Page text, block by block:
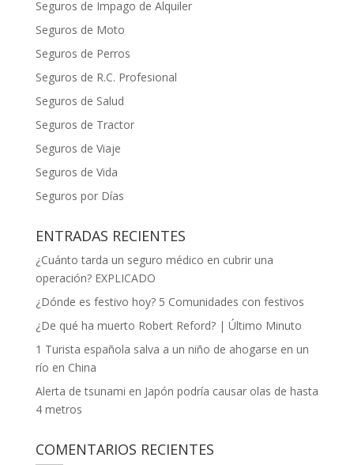
Seguros de Impago de Alquiler
Seguros de Moto
Seguros de Perros
Seguros de R.C. Profesional
Seguros de Salud
Seguros de Tractor
Seguros de Viaje
Seguros de Vida
Seguros por Días
ENTRADAS RECIENTES
¿Cuánto tarda un seguro médico en cubrir una
operación? EXPLICADO
¿Dónde es festivo hoy? 5 Comunidades con festivos
¿De qué ha muerto Robert Reford? | Último Minuto
1 Turista española salva a un niño de ahogarse en un
río en China
Alerta de tsunami en Japón podría causar olas de hasta
4 metros
COMENTARIOS RECIENTES